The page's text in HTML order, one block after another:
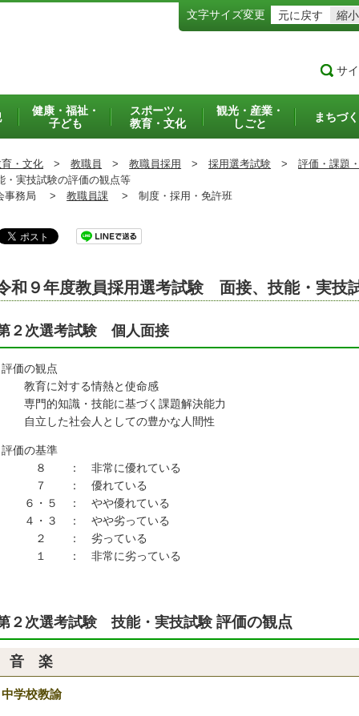
文字サイズ変更 元に戻す 縮小
サ
健康・福祉・
子ども
スポーツ・
教育・文化
観光・産業・
しごと
まちづ
・文化 > 教職員 > 教職員採用 > 採用選考試験 >
評価・課題
実技試験の評価の観点等
事務局 > 教職員課 > 制度・採用・免許班
和９年度教員採用選考試験 面接、技能・実技
２次選考試験 個人面接
価の観点
に対する情熱と使命感
的知識・技能に基づく課題解決能力
した社会人としての豊かな人間性
価の基準
： 非常に優れている
： 優れている
５ ： やや優れている
３ ： やや劣っている
： 劣っている
： 非常に劣っている
２次選考試験 技能・実技試験 評価の観点
音 楽
学校教諭